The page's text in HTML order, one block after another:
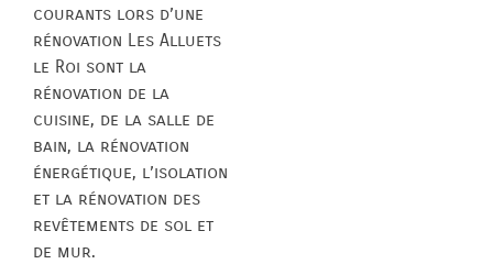
courants lors d’une
rénovation Les Alluets
le Roi sont la
rénovation de la
cuisine, de la salle de
bain, la rénovation
énergétique, l’isolation
et la rénovation des
revêtements de sol et
de mur.